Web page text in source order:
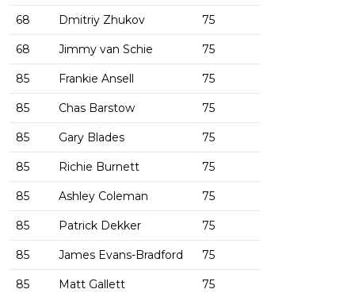
68 Dmitriy Zhukov 75
68 Jimmy van Schie 75
85 Frankie Ansell 75
85 Chas Barstow 75
85 Gary Blades 75
85 Richie Burnett 75
85 Ashley Coleman 75
85 Patrick Dekker 75
85 James Evans-Bradford 75
85 Matt Gallett 75